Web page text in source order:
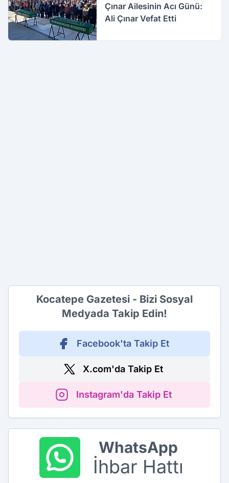
Çınar Ailesinin Acı Günü:
Ali Çınar Vefat Etti
Kocatepe Gazetesi - Bizi Sosyal
Medyada Takip Edin!
Facebook'ta Takip Et
X.com'da Takip Et
Instagram'da Takip Et
WhatsApp
İhbar Hattı